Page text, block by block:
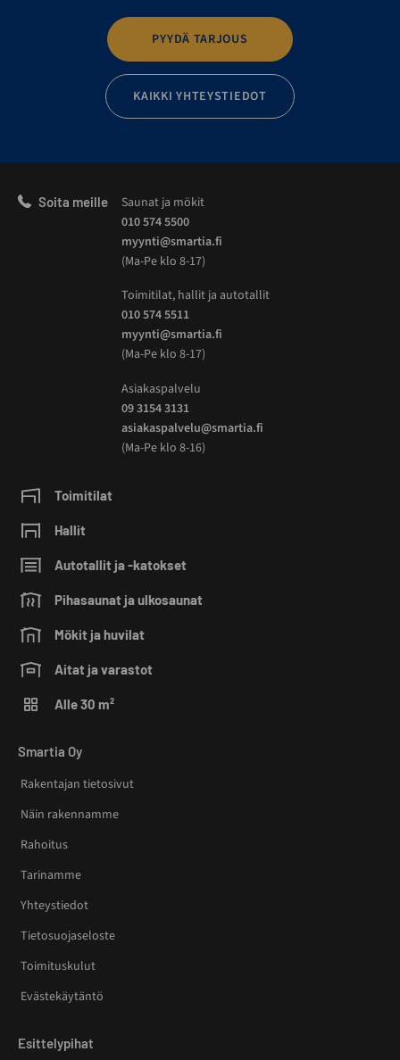
PYYDÄ TARJOUS
KAIKKI YHTEYSTIEDOT
Soita meille
Saunat ja mökit
010 574 5500
myynti@smartia.fi
(Ma-Pe klo 8-17)
Toimitilat, hallit ja autotallit
010 574 5511
myynti@smartia.fi
(Ma-Pe klo 8-17)
Asiakaspalvelu
09 3154 3131
asiakaspalvelu@smartia.fi
(Ma-Pe klo 8-16)
Toimitilat
Hallit
Autotallit ja -katokset
Pihasaunat ja ulkosaunat
Mökit ja huvilat
Aitat ja varastot
Alle 30 m²
Smartia Oy
Rakentajan tietosivut
Näin rakennamme
Rahoitus
Tarinamme
Yhteystiedot
Tietosuojaseloste
Toimituskulut
Evästekäytäntö
Esittelypihat